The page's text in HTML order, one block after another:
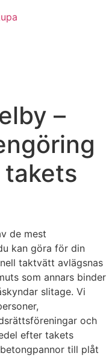
–
de mest
kan göra för din
taktvätt avlägsnas
som annars binder
slitage. Vi
och
efter takets
till plåt